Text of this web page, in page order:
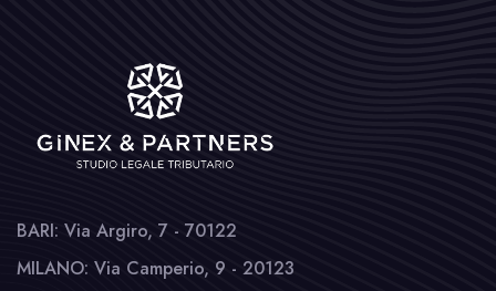
BARI: Via Argiro, 7 - 70122
MILANO: Via Camperio, 9 - 20123